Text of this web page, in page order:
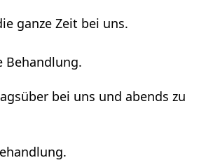
ganze Zeit bei uns.
Behandlung.
bei uns und abends zu